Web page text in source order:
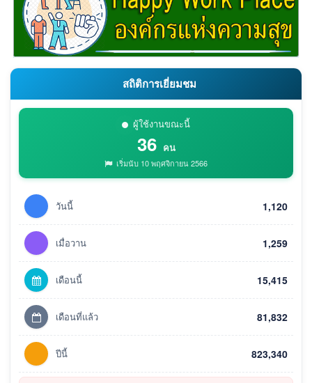
สถิติการเยี่ยมชม
ผู้ใช้งานขณะนี้
36 คน
เริ่มนับ 10 พฤศจิกายน 2566
วันนี้ 1,120
เมื่อวาน 1,259
เดือนนี้ 15,415
เดือนที่แล้ว 81,832
ปีนี้ 823,340